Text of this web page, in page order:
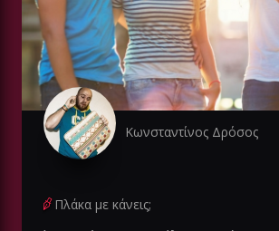
Κωνσταντίνος Δρόσος
Πλάκα με κάνεις;